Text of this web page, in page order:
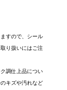
すので、シール
り扱いにはご注
調仕上品につい
キズや汚れなど